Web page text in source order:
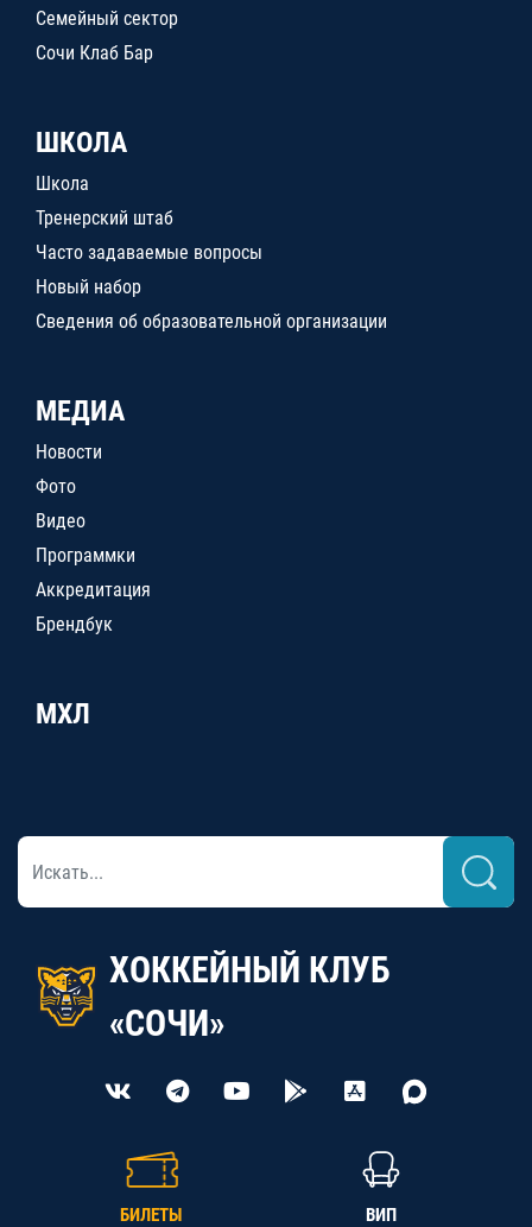
Семейный сектор
Сочи Клаб Бар
ШКОЛА
Школа
Тренерский штаб
Часто задаваемые вопросы
Новый набор
Сведения об образовательной организации
МЕДИА
Новости
Фото
Видео
Программки
Аккредитация
Брендбук
МХЛ
ХОККЕЙНЫЙ КЛУБ
«СОЧИ»
БИЛЕТЫ ВИП